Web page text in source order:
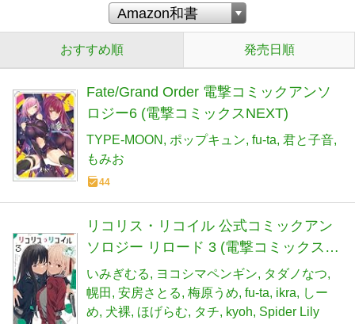
おすすめ順 発売日順
Fate/Grand Order 電撃コミックアンソ
ロジー6 (電撃コミックスNEXT)
TYPE-MOON ポップキュン fu-ta 君と子音
もみお
44
リコリス・リコイル 公式コミックアン
ソロジー リロード 3 (電撃コミックス
NEXT)
いみぎむる ヨコシマペンギン
タダノなつ
幌田
安房さとる 梅原うめ fu-ta ikra
しー
め 犬裸 ほげらむ タチ kyoh Spider Lily